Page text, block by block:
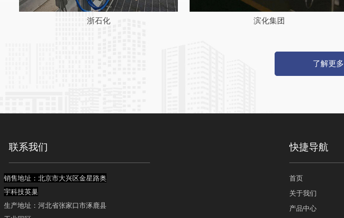
了解更多
浙石化 滨化集团
联系我们 快捷导航
首页
关于我们
产品中心
销售地址：北京市大兴区金星路奥
宇科技英巢
生产地址：河北省张家口市涿鹿县